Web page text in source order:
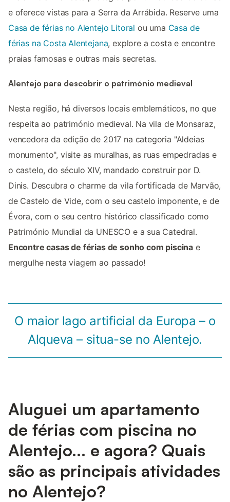
e oferece vistas para a Serra da Arrábida. Reserve uma
Casa de férias no Alentejo Litoral ou uma Casa de
férias na Costa Alentejana, explore a costa e encontre
praias famosas e outras mais secretas.
Alentejo para descobrir o património medieval
Nesta região, há diversos locais emblemáticos, no que
respeita ao património medieval. Na vila de Monsaraz,
vencedora da edição de 2017 na categoria "Aldeias
monumento", visite as muralhas, as ruas empedradas e
o castelo, do século XIV, mandado construir por D.
Dinis. Descubra o charme da vila fortificada de Marvão,
de Castelo de Vide, com o seu castelo imponente, e de
Évora, com o seu centro histórico classificado como
Património Mundial da UNESCO e a sua Catedral.
Encontre casas de férias de sonho com piscina e
mergulhe nesta viagem ao passado!
O maior lago artificial da Europa – o
Alqueva – situa-se no Alentejo.
Aluguei um apartamento
de férias com piscina no
Alentejo... e agora? Quais
são as principais atividades
no Alentejo?